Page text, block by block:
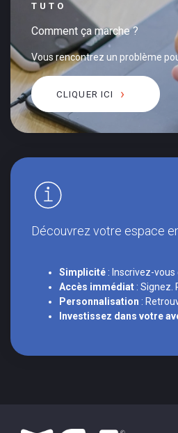
TUTO
Comment ça marche ?
Vous rencontrez un problème
CLIQUER ICI
Découvrez votre espace
Simplicité : Inscrivez-
Accès immédiat : Signez.
Personnalisation :
Investissez dans votre